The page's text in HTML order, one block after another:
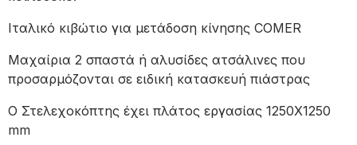
Ιταλικό κιβώτιο για μετάδοση κίνησης COMER
Μαχαίρια 2 σπαστά ή αλυσίδες ατσάλινες που
προσαρμόζονται σε ειδική κατασκευή πιάστρας
Ο Στελεχοκόπτης έχει πλάτος εργασίας 1250Χ1250
mm